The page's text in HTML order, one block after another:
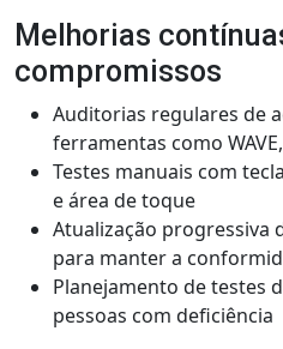
Melhorias
compromissos
Auditorias regulares de
ferramentas como
Testes manuais com
e área de toque
Atualização progressiva
para manter a
Planejamento de testes
pessoas com deficiência